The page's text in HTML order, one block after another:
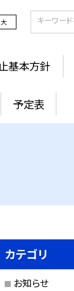
大
基本方針
予定表
カテゴリ
お知らせ